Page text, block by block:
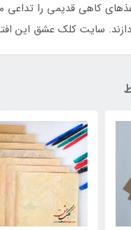
کاهی قدیمی را تداعی
سایت کلک عشق این